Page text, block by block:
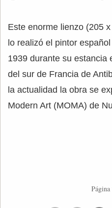
Este enorme lienzo (205
lo realizó el pintor
1939 durante su estancia
del sur de Francia de
la actualidad la obra se
Modern Art (MOMA) de